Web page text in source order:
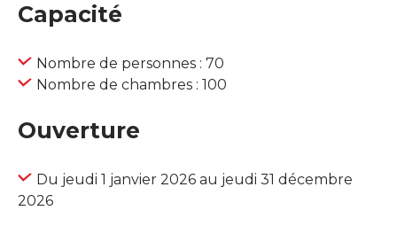
Capacité
Nombre de personnes : 70
Nombre de chambres : 100
Ouverture
Du jeudi 1 janvier 2026 au jeudi 31 décembre
2026